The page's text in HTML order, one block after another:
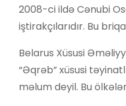
2008-ci ildə Cənubi
iştirakçılarıdır. Bu
Belarus Xüsusi
“Əqrəb” xüsusi
məlum deyil. Bu